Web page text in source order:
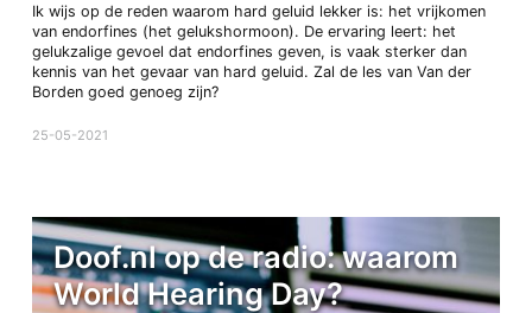
Ik wijs op de reden waarom hard geluid lekker is: het vrijkomen
van endorfines (het gelukshormoon). De ervaring leert: het
gelukzalige gevoel dat endorfines geven, is vaak sterker dan
kennis van het gevaar van hard geluid. Zal de les van Van der
Borden goed genoeg zijn?
25-05-2021
Doof.nl op de radio: waarom
World Hearing Day?